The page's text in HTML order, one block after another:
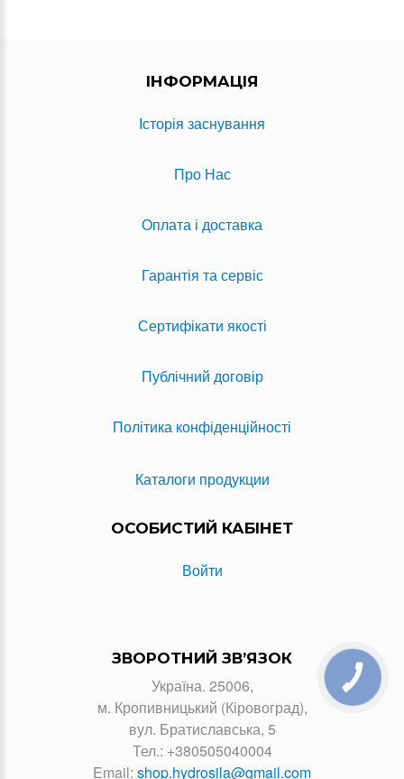
ІНФОРМАЦІЯ
Історія заснування
Про Нас
Оплата і доставка
Гарантія та сервіс
Сертифікати якості
Публічний договір
Політика конфіденційності
Каталоги продукции
ОСОБИСТИЙ КАБІНЕТ
Войти
ЗВОРОТНИЙ ЗВ’ЯЗОК
Україна. 25006,
м. Кропивницький (Кіровоград),
вул. Братиславська, 5
Тел.: +380505040004
Email: shop.hydrosila@gmail.com
КНОПКА
ЗВ'ЯЗКУ